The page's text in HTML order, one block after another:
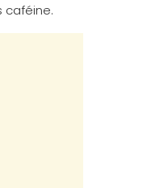
caféine.